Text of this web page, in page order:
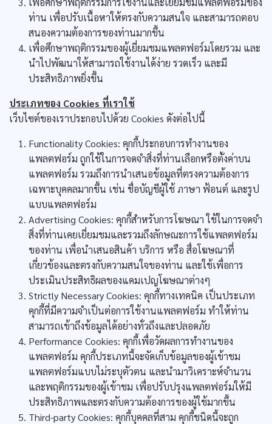
ท่าน เพื่อปรับเนื้อหาให้ตรงกับความสนใจ และสามารถตอบ
สนองความต้องการของท่านมากขึ้น
เพื่อศึกษาพฤติกรรมของผู้เยี่ยมชมแพลตฟอร์มโดยรวม และ
นำไปพัฒนาให้สามารถใช้งานได้ง่าย รวดเร็ว และมี
ประสิทธิภาพยิ่งขึ้น
ประเภทของ Cookies ที่เราใช้
เว็บไซต์ของเราประกอบไปด้วย Cookies ดังต่อไปนี้
Functionality Cookies: คุกกี้ประกอบการทำงานของ
แพลตฟอร์ม ถูกใช้ในการจดจำสิ่งที่ท่านเลือกหรือตั้งค่าบน
แพลตฟอร์ม รวมถึงการนำเสนอข้อมูลที่ตรงความต้องการ
เฉพาะบุคคลมากขึ้น เช่น ชื่อบัญชีผู้ใช้ ภาษา ฟ้อนต์ และรูป
แบบแพลตฟอร์ม
Advertising Cookies: คุกกี้สำหรับการโฆษณา ใช้ในการจดจำ
สิ่งที่ท่านเคยเยี่ยมชมและรวมถึงลักษณะการใช้แพลตฟอร์ม
ของท่าน เพื่อนำเสนอสินค้า บริการ หรือ สื่อโฆษณาที่
เกี่ยวข้องและตรงกับความสนใจของท่าน และใช้เพื่อการ
ประเมินประสิทธิผลของแคมเปญโฆษณาต่างๆ
Strictly Necessary Cookies: คุกกี้ทางเทคนิค เป็นประเภท
คุกกี้ที่มีความจำเป็นต่อการใช้งานแพลตฟอร์ม ทำให้ท่าน
สามารถเข้าถึงข้อมูลได้อย่างทั่วถึงและปลอดภัย
Performance Cookies: คุกกี้เพื่อวัดผลการทำงานของ
แพลตฟอร์ม คุกกี้ประเภทนี้จะจัดเก็บข้อมูลของผู้เข้าชม
แพลตฟอร์มแบบไม่ระบุตัวตน และนำมาวิเคราะห์จำนวน
และพฤติกรรมของผู้เข้าชม เพื่อปรับปรุงแพลตฟอร์มให้มี
ประสิทธิภาพและตรงกับความต้องการของผู้ใช้มากขึ้น
Third-party Cookies: คุกกี้บุคคลที่สาม คุกกี้ชนิดนี้จะถูก